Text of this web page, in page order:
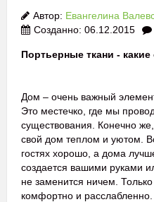
Автор: Евангелина
Созданно: 06.12.2015
Портьерные ткани - какие
Дом – очень важный
Это местечко, где мы
существования. Конечно
свой дом теплом и уютом.
гостях хорошо, а дома
создается вашими руками
не заменится ничем.
комфортно и